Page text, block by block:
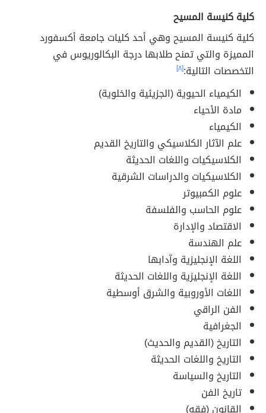
كلية كنيسة المسيح
كلية كنيسة المسيح وهي أحد كليات جامعة أكسفورد
المميزة والتي تمنح طلابها درجة البكالوريوس في
التخصصات التالية:[٨]
الكيمياء الحيوية (الجزيئية والخلوية)
مادة الأحياء
الكيمياء
علم الآثار الكلاسيكي والتاريخ القديم
الكلاسيكيات واللغات الحديثة
الكلاسيكيات والدراسات الشرقية
علوم الكمبيوتر
علوم الحاسب والفلسفة
الاقتصاد والإدارة
علم الهندسة
اللغة الإنجليزية وآدابها
اللغة الإنجليزية واللغات الحديثة
اللغات الأوروبية والشرق أوسطية
الفن الراقي
الجغرافية
التاريخ (القديم والحديث)
التاريخ واللغات الحديثة
التاريخ والسياسة
تاريخ الفن
القانون (فقه)